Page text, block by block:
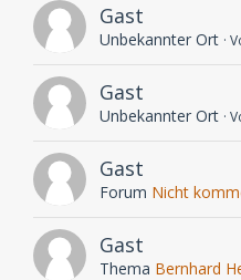
Gast
Unbekannter Ort
Gast
Unbekannter Ort
Gast
Forum Nicht
Gast
Thema Bernhard